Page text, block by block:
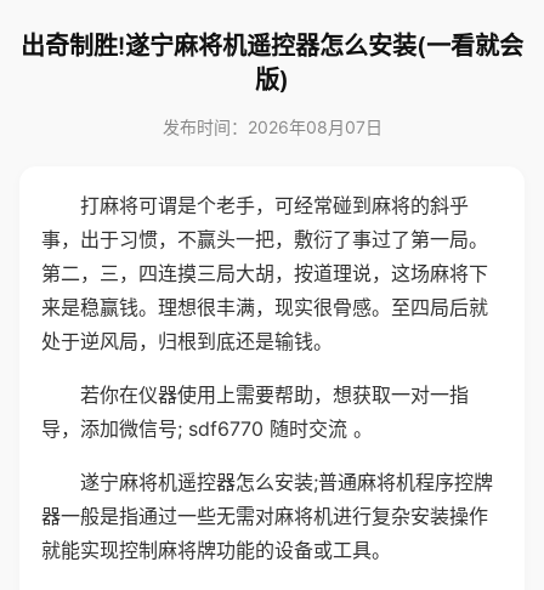
出奇制胜!遂宁麻将机遥控器怎么安装(一看就会
版)
发布时间：2026年08月07日
打麻将可谓是个老手，可经常碰到麻将的斜乎
事，出于习惯，不赢头一把，敷衍了事过了第一局。
第二，三，四连摸三局大胡，按道理说，这场麻将下
来是稳赢钱。理想很丰满，现实很骨感。至四局后就
处于逆风局，归根到底还是输钱。
若你在仪器使用上需要帮助，想获取一对一指
导，添加微信号; sdf6770 随时交流 。
遂宁麻将机遥控器怎么安装;普通麻将机程序控牌
器一般是指通过一些无需对麻将机进行复杂安装操作
就能实现控制麻将牌功能的设备或工具。